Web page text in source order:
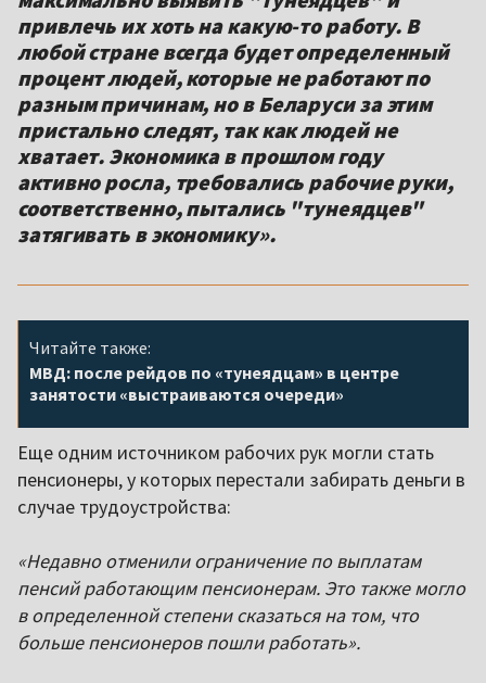
привлечь их хоть на какую-то работу. В
любой стране всегда будет определенный
процент людей, которые не работают по
разным причинам, но в Беларуси за этим
пристально следят, так как людей не
хватает. Экономика в прошлом году
активно росла, требовались рабочие руки,
соответственно, пытались "тунеядцев"
затягивать в экономику».
Читайте также:
МВД: после рейдов по «тунеядцам» в центре
занятости «выстраиваются очереди»
Еще одним источником рабочих рук могли стать
пенсионеры, у которых перестали забирать деньги в
случае трудоустройства:
«Недавно отменили ограничение по выплатам
пенсий работающим пенсионерам. Это также могло
в определенной степени сказаться на том, что
больше пенсионеров пошли работать».